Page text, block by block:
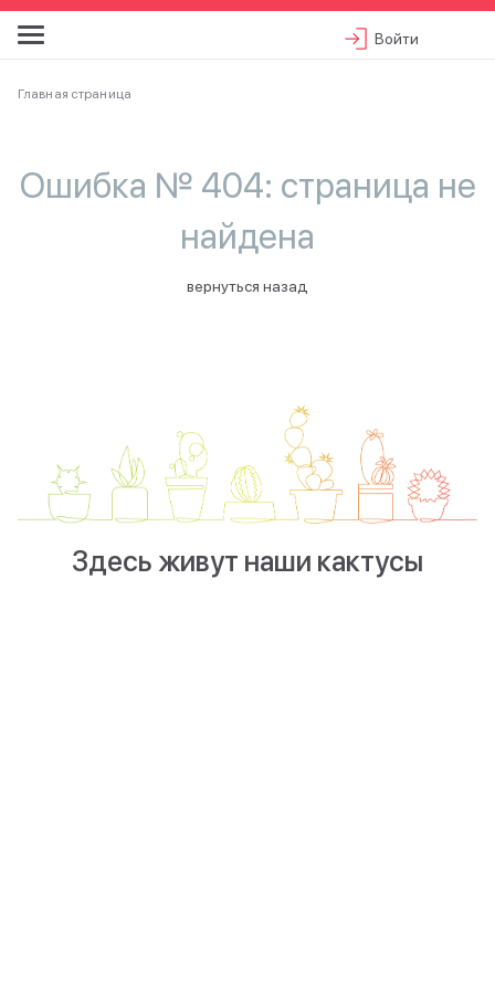
Войти
Главная страница
Ошибка № 404: страница не
найдена
вернуться назад
Здесь живут наши кактусы